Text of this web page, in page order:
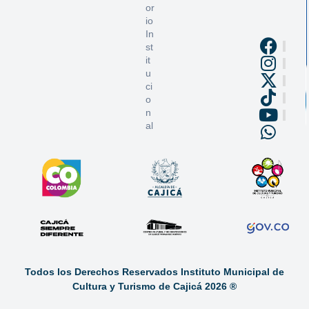
or
io
In
st
it
u
ci
o
n
al
Todos los Derechos Reservados Instituto Municipal de
Cultura y Turismo de Cajicá 2026 ®